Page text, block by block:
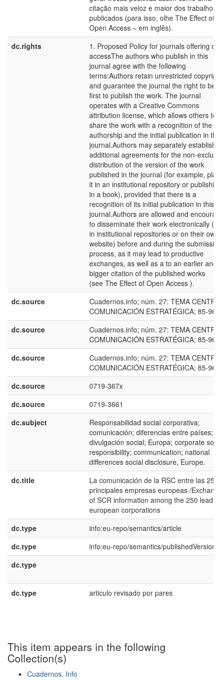
citação mais veloz e maior dos trabalhos
publicados (para isso, olhe The Effect of
Open Access – em inglês).
dc.rights
1. Proposed Policy for journals offering
accessThe authors who publish in this
journal agree with the following
terms:Authors retain unrestricted
and guarantee the journal the right to be
first to publish the work. The journal
operates with a Creative Commons
attribution license, which allows others to
share the work with a recognition of the
authorship and the initial publication in this
journal.Authors may separately establish
additional agreements for the non-
distribution of the version of the work
published in the journal (for example,
it in an institutional repository or
in a book), provided that there is a
recognition of its initial publication in this
journal.Authors are allowed and
to disseminate their work electronically
in institutional repositories or on their own
website) before and during the
process, as it may lead to productive
exchanges, as well as a to an earlier and
bigger citation of the published works
(see The Effect of Open Access ).
dc.source
Cuadernos.info; núm. 27: TEMA
COMUNICACIÓN ESTRATÉGICA; 85-96
dc.source
Cuadernos.info; núm. 27: TEMA
COMUNICACIÓN ESTRATÉGICA; 85-96
dc.source
Cuadernos.info; núm. 27: TEMA
COMUNICACIÓN ESTRATÉGICA; 85-96
dc.source
0719-367x
dc.source
0719-3661
dc.subject
Responsabilidad social corporativa;
comunicación; diferencias entre países;
divulgación social; Europa; corporate
responsibility; communication; national
differences social disclosure, Europe.
dc.title
La comunicación de la RSC entre las 250
principales empresas europeas /
of SCR information among the 250
european corporations
dc.type
info:eu-repo/semantics/article
dc.type
info:eu-repo/semantics/publishedVersion
dc.type
dc.type articulo revisado por pares
This item appears in the following
Collection(s)
Cuadernos. Info